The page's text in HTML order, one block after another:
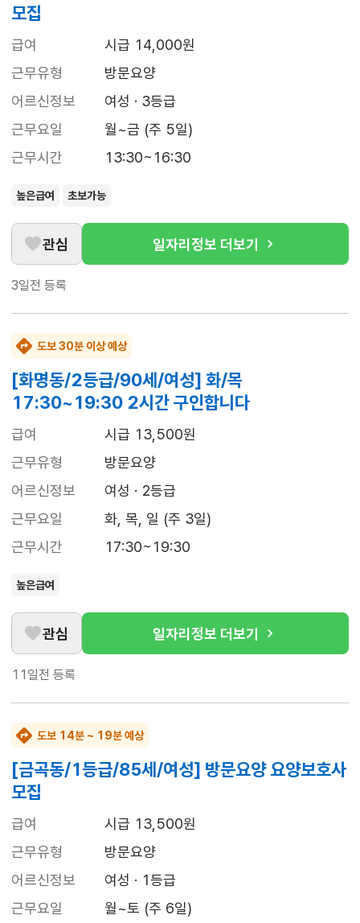
모집
급여
시급 14,000원
근무유형
방문요양
어르신정보
여성 · 3등급
근무요일
월~금 (주 5일)
근무시간
13:30~16:30
높은급여 초보가능
관심 일자리정보 더보기
3일전 등록
도보 30분 이상 예상
[화명동/2등급/90세/여성] 화/목
17:30~19:30 2시간 구인합니다
급여
시급 13,500원
근무유형
방문요양
어르신정보
여성 · 2등급
근무요일
화, 목, 일 (주 3일)
근무시간
17:30~19:30
높은급여
관심 일자리정보 더보기
11일전 등록
도보 14분 ~ 19분 예상
[금곡동/1등급/85세/여성] 방문요양 요양보호사
모집
급여
시급 13,500원
근무유형
방문요양
어르신정보
여성 · 1등급
근무요일
월~토 (주 6일)